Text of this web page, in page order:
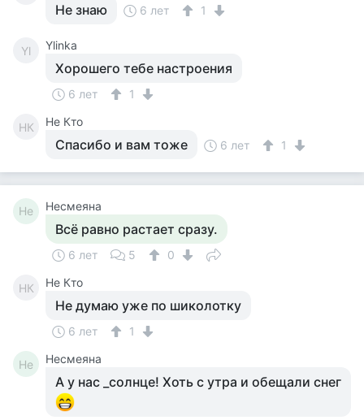
Не знаю 6 лет 1
Yl Ylinka
Хорошего тебе настроения
6 лет 1
НК Не Кто
Спасибо и вам тоже 6 лет 1
Не Несмеяна
Всё равно растает сразу.
6 лет 5 0
НК Не Кто
Не думаю уже по шиколотку
6 лет 1
Не Несмеяна
А у нас _солнце! Хоть с утра и обещали снег